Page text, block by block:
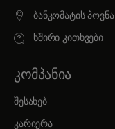
ბანკომატის პოვნა
ხშირი კითხვები
ᲙᲝᲛᲞᲐᲜᲘᲐ
შესახებ
კარიერა